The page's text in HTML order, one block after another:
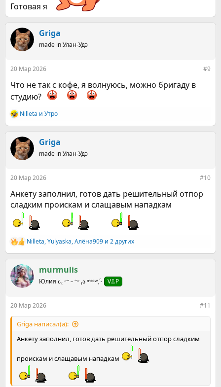
Готовая я
Griga
made in Улан-Удэ
20 Мар 2026 #9
Что не так с кофе, я волнуюсь, можно бригаду в
студию?
Р
е
к
ц
и
Nilleta и Утро
Griga
made in Улан-Удэ
20 Мар 2026 #10
Анкету заполнил, готов дать решительный отпор
сладким проискам и слащавым нападкам
Р
е
к
ц
и
Nilleta,Yulyaska,Алёна909 и 2 других
murmulis
Юлия ૮₍ ˶ᵔ ᵕ ᵔ˶ ₎ა ᵐᵉᵒʷˎˊ˗ V.I.P
20 Мар 2026 #11
Griga написал(а):
Анкету заполнил, готов дать решительный отпор сладким
проискам и слащавым нападкам